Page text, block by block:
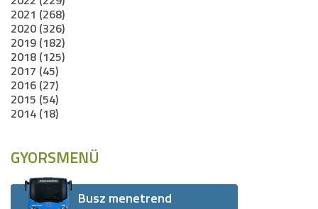
2021 (268)
2020 (326)
2019 (182)
2018 (125)
2017 (45)
2016 (27)
2015 (54)
2014 (18)
GYORSMENÜ
Busz menetrend